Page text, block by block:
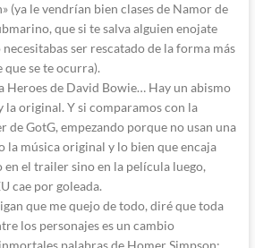
(ya le vendrían bien clases de Namor de
que si te salva alguien enojate
ser rescatado de la forma más
que se te ocurra).
Heroes de David Bowie… Hay un abismo
la original. Y si comparamos con la
de GotG, empezando porque no usan una
la música original y lo bien que encaja
en el trailer sino en la película luego,
cae por goleada.
que me quejo de todo, diré que toda
los personajes es un cambio